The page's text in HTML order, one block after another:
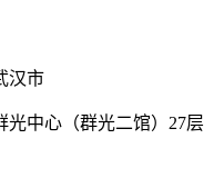
汉市
光中心（群光二馆）27层